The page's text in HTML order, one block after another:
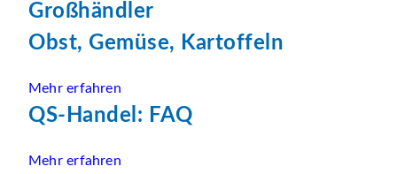
Großhändler
Obst, Gemüse, Kartoffeln
Mehr erfahren
QS-Handel: FAQ
Mehr erfahren